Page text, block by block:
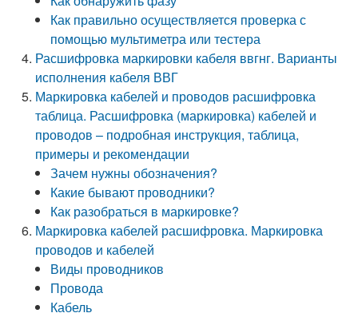
Как правильно осуществляется проверка с
помощью мультиметра или тестера
Расшифровка маркировки кабеля ввгнг. Варианты
исполнения кабеля ВВГ
Маркировка кабелей и проводов расшифровка
таблица. Расшифровка (маркировка) кабелей и
проводов – подробная инструкция, таблица,
примеры и рекомендации
Зачем нужны обозначения?
Какие бывают проводники?
Как разобраться в маркировке?
Маркировка кабелей расшифровка. Маркировка
проводов и кабелей
Виды проводников
Провода
Кабель